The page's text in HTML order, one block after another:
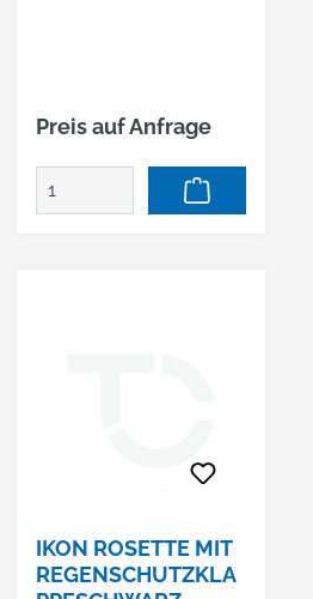
Preis auf Anfrage
IKON ROSETTE MIT
REGENSCHUTZKLA